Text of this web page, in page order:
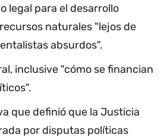
legal para el desarrollo
naturales "lejos de
absurdos".
inclusive "cómo se financian
que definió que la Justicia
por disputas políticas